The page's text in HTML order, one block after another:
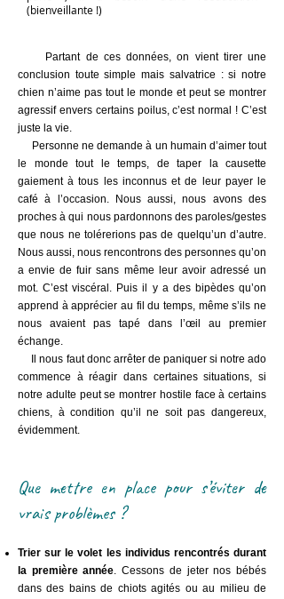
(bienveillante !)
Partant de ces données, on vient tirer une
conclusion toute simple mais salvatrice : si notre
chien n’aime pas tout le monde et peut se montrer
agressif envers certains poilus, c’est normal ! C’est
juste la vie.
Personne ne demande à un humain d’aimer tout
le monde tout le temps, de taper la causette
gaiement à tous les inconnus et de leur payer le
café à l’occasion. Nous aussi, nous avons des
proches à qui nous pardonnons des paroles/gestes
que nous ne tolérerions pas de quelqu’un d’autre.
Nous aussi, nous rencontrons des personnes qu’on
a envie de fuir sans même leur avoir adressé un
mot. C’est viscéral. Puis il y a des bipèdes qu’on
apprend à apprécier au fil du temps, même s’ils ne
nous avaient pas tapé dans l’œil au premier
échange.
Il nous faut donc arrêter de paniquer si notre ado
commence à réagir dans certaines situations, si
notre adulte peut se montrer hostile face à certains
chiens, à condition qu’il ne soit pas dangereux,
évidemment.
Que mettre en place pour s’éviter de
vrais problèmes ?
Trier sur le volet les individus rencontrés durant
la première année. Cessons de jeter nos bébés
dans des bains de chiots agités ou au milieu de